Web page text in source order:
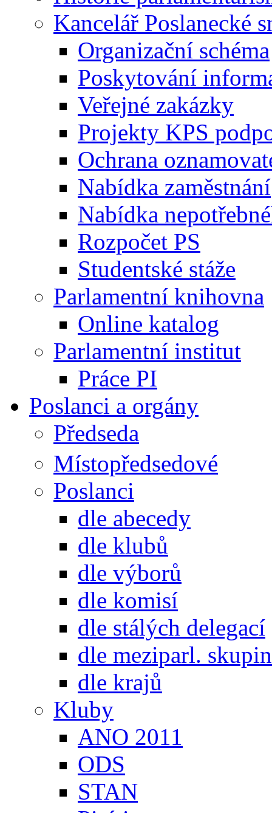
Kancelář Poslanecké
Organizační schéma
Poskytování
Veřejné zakázky
Projekty KPS
Ochrana
Nabídka zaměstnání
Nabídka
Rozpočet PS
Studentské stáže
Parlamentní knihovna
Online katalog
Parlamentní institut
Práce PI
Poslanci a orgány
Předseda
Místopředsedové
Poslanci
dle abecedy
dle klubů
dle výborů
dle komisí
dle stálých delegací
dle meziparl. skupin
dle krajů
Kluby
ANO 2011
ODS
STAN